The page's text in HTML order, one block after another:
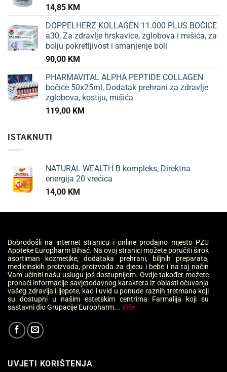
14,85 KM
DOPPELHERZ KOLLAGEN 11.000 PLUS BOČICE
a30, Za zdravlje hrskavice, zglobova i mišića, za
bolju pokretljivost i smanjenje boli
90,00 KM
PHARMAVITAL ALPHA PEPTIDE COLLAGEN
bočice 50x25ml, Dodatak prehrani za zdravlje
zglobova, kostiju, mišića
119,00 KM
ISTAKNUTI
NATURAL WEALTH B kompleks, Direktna
energija 20 vrećica
14,00 KM
Dobrodošli na internet stranicu i online prodajno mjesto PZU
Apoteke Europharm Bihać. Na ovoj stranici možete poručiti širok
asortiman kozmetike, dodataka prehrani, biljnih preparata,
medicinskih proizvoda, proizvoda za djecu i bebe i na taj način
Vam učiniti našu uslugu još dostupnijom. Ovdje također možete
pronaći informacije savjetodavnog karaktera iz oblasti očuvanja
vašeg zdravlja i ljepote, kao i uvid u ponude raznih tretmana koji
su dostupni u našim estetskim centrima Farmalija koji su
sastavni dio Grupacije Europharm... Više
UVJETI KORIŠTENJA